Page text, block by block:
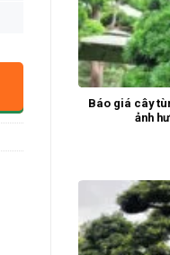
Báo giá cây
ảnh